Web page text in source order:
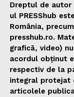
Dreptul de
ul PRESShub
România,
presshub.ro.
grafică, video)
acordul obținut
respectiv de la
integral protejat
articolele